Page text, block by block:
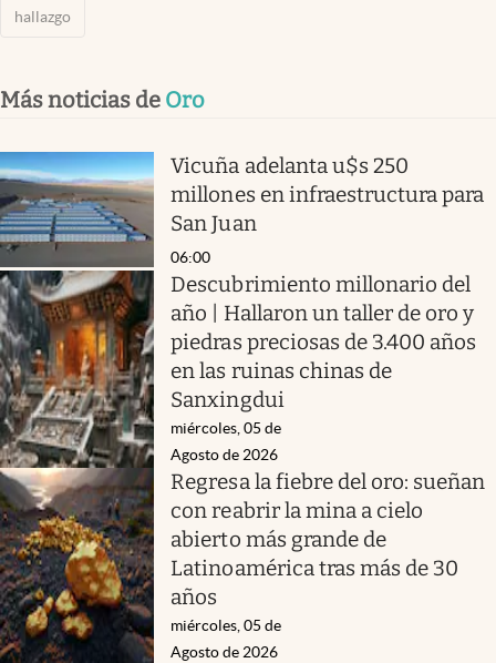
hallazgo
Más noticias de Oro
Vicuña adelanta u$s 250
millones en infraestructura para
San Juan
06:00
Descubrimiento millonario del
año | Hallaron un taller de oro y
piedras preciosas de 3.400 años
en las ruinas chinas de
Sanxingdui
miércoles, 05 de
Agosto de 2026
Regresa la fiebre del oro: sueñan
con reabrir la mina a cielo
abierto más grande de
Latinoamérica tras más de 30
años
miércoles, 05 de
Agosto de 2026